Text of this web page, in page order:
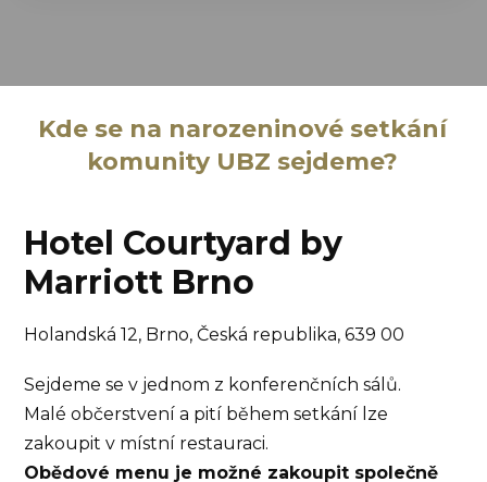
Kde se na narozeninové setkání
komunity UBZ sejdeme?
Hotel Courtyard by
Marriott Brno
Holandská 12, Brno, Česká republika, 639 00
Sejdeme se v jednom z konferenčních sálů.
Malé občerstvení a pití během setkání lze
zakoupit v místní restauraci.
Obědové menu je možné zakoupit společně